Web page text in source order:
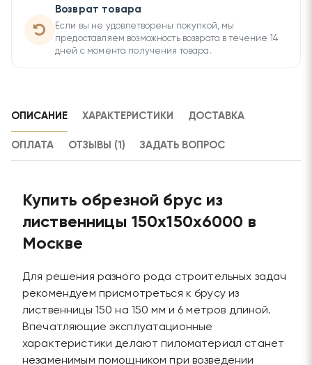
Возврат товара
Если вы не удовлетворены покупкой, мы
предоставляем возможность возврата в течение 14
дней с момента получения товара.
ОПИСАНИЕ ХАРАКТЕРИСТИКИ ДОСТАВКА
ОПЛАТА ОТЗЫВЫ (1) ЗАДАТЬ ВОПРОС
Купить обрезной брус из
лиственницы 150х150х6000 в
Москве
Для решения разного рода строительных задач
рекомендуем присмотреться к брусу из
лиственницы 150 на 150 мм и 6 метров длиной.
Впечатляющие эксплуатационные
характеристики делают пиломатериал станет
незаменимым помощником при возведении